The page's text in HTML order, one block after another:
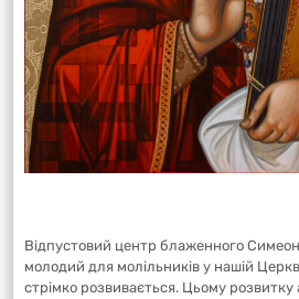
Відпустовий центр блаженного
молодий для молільників у нашій
стрімко розвивається. Цьому